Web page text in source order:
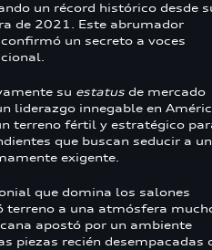
un récord histórico desde
de 2021. Este abrumador
un secreto a voces
su estatus de mercado
liderazgo innegable en
terreno fértil y estratégico
que buscan seducir a un
exigente.
que domina los salones
terreno a una atmósfera
apostó por un ambiente
piezas recién desempacadas